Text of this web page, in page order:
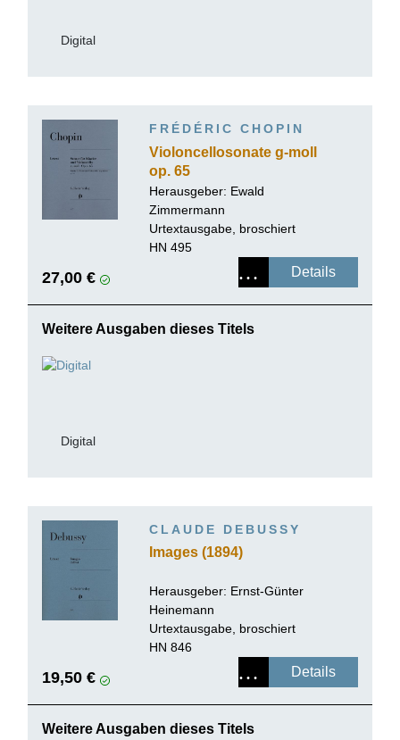
Digital
FRÉDÉRIC CHOPIN
Violoncellosonate g-moll
op. 65
Herausgeber: Ewald
Zimmermann
Urtextausgabe, broschiert
HN 495
27,00 € Details
Weitere Ausgaben dieses Titels
Digital
CLAUDE DEBUSSY
Images (1894)
Herausgeber: Ernst-Günter
Heinemann
Urtextausgabe, broschiert
HN 846
19,50 € Details
Weitere Ausgaben dieses Titels